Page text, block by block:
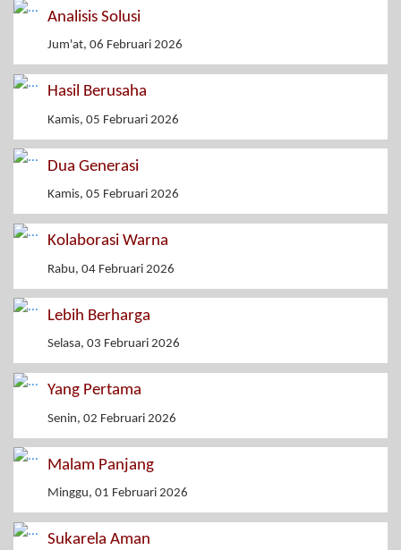
Analisis Solusi
Jum'at, 06 Februari 2026
Hasil Berusaha
Kamis, 05 Februari 2026
Dua Generasi
Kamis, 05 Februari 2026
Kolaborasi Warna
Rabu, 04 Februari 2026
Lebih Berharga
Selasa, 03 Februari 2026
Yang Pertama
Senin, 02 Februari 2026
Malam Panjang
Minggu, 01 Februari 2026
Sukarela Aman